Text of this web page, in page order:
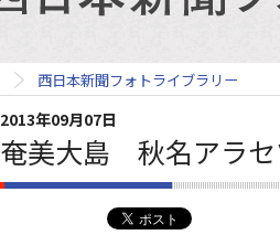
西日本新聞フォトライブラリー
2013年09月07日
奄美大島 秋名アラセ